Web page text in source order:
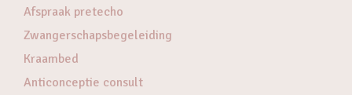
Afspraak pretecho
Zwangerschapsbegeleiding
Kraambed
Anticonceptie consult